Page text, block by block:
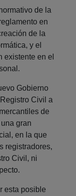
de la
en
de la
y el
existente en el
Gobierno
Civil a
de
gran
en la que
registradores,
Civil, ni
esta posible